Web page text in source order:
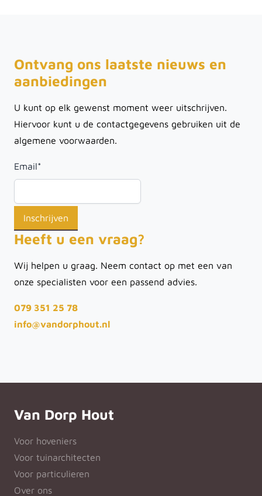
Ontvang ons laatste nieuws en
aanbiedingen
U kunt op elk gewenst moment weer uitschrijven.
Hiervoor kunt u de contactgegevens gebruiken uit de
algemene voorwaarden.
Email*
Heeft u een vraag?
Wij helpen u graag. Neem contact op met een van
onze specialisten voor een passend advies.
079 351 25 78
info@vandorphout.nl
Van Dorp Hout
Voor hoveniers
Voor tuinarchitecten
Voor particulieren
Over ons